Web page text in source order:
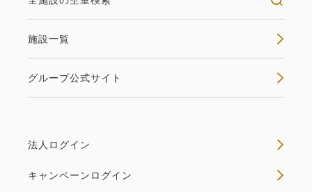
施設一覧
グループ公式サイト
法人ログイン
キャンペーンログイン